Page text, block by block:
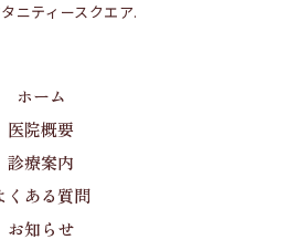
ニティースクエア.
ホーム
医院概要
診療案内
くある質問
お知らせ